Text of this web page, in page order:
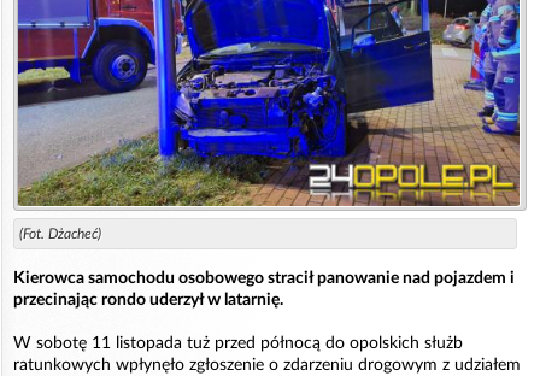
(Fot. Dżacheć)
Kierowca samochodu osobowego stracił panowanie nad pojazdem i
przecinając rondo uderzył w latarnię.
W sobotę 11 listopada tuż przed północą do opolskich służb
ratunkowych wpłynęło zgłoszenie o zdarzeniu drogowym z udziałem